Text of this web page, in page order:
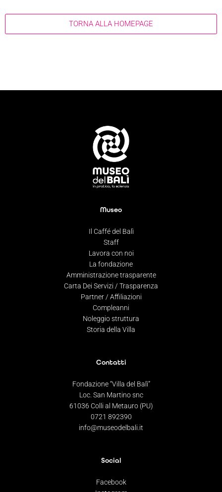
TORNA ALLA HOMEPAGE
Museo
Il Caffé del Balì
Staff
Lavora con noi
La fondazione
Amministrazione trasparente
Carta Dei Servizi / Trasparenza
Partner / Affiliazioni
Compleanni
Noleggio struttura
Storia della Villa
Contatti
Fondazione “Villa del Balì”
Loc. San Martino snc
61036 Colli al Metauro (PU)
0721 892390
info@museodelbali.it
Social
Facebook